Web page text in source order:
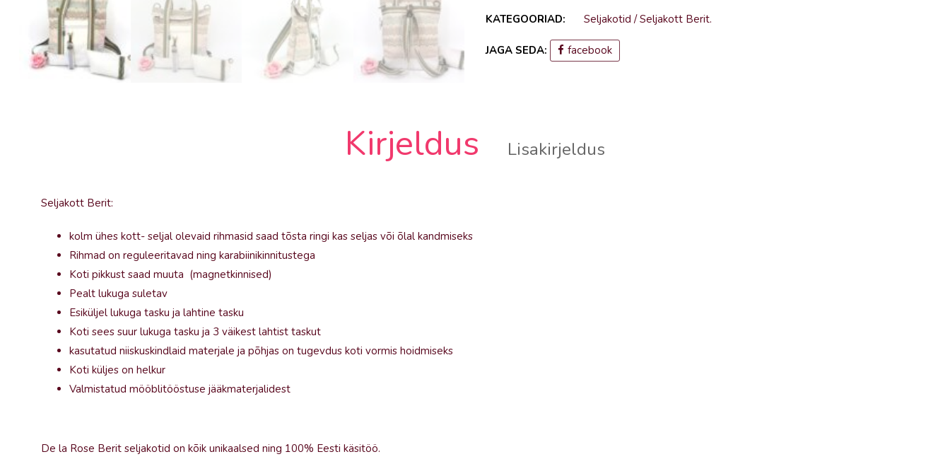
KATEGOORIAD: Seljakotid /Seljakott Berit.
JAGA SEDA: facebook
Kirjeldus Lisakirjeldus
Seljakott Berit:
kolm ühes kott- seljal olevaid rihmasid saad tõsta ringi kas seljas või õlal kandmiseks
Rihmad on reguleeritavad ning karabiinikinnitustega
Koti pikkust saad muuta (magnetkinnised)
Pealt lukuga suletav
Esiküljel lukuga tasku ja lahtine tasku
Koti sees suur lukuga tasku ja 3 väikest lahtist taskut
kasutatud niiskuskindlaid materjale ja põhjas on tugevdus koti vormis hoidmiseks
Koti küljes on helkur
Valmistatud mööblitööstuse jääkmaterjalidest
De la Rose Berit seljakotid on kõik unikaalsed ning 100% Eesti käsitöö.